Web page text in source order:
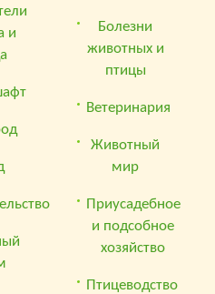
и
Болезни
животных и
птицы
Ветеринария
Животный
мир
Приусадебное
и подсобное
хозяйство
Птицеводство